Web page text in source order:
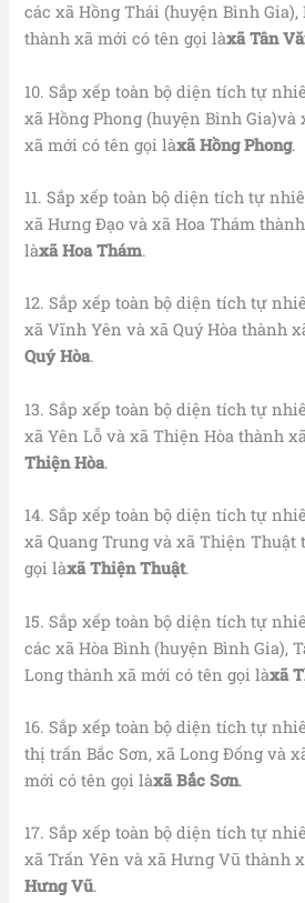
các xã Hồng Thái (huyện Bình
thành xã mới có tên gọi làxã Tân
10. Sắp xếp toàn bộ diện tích tự
xã Hồng Phong (huyện Bình
xã mới có tên gọi làxã Hồng Phong.
11. Sắp xếp toàn bộ diện tích tự
xã Hưng Đạo và xã Hoa Thám
làxã Hoa Thám.
12. Sắp xếp toàn bộ diện tích tự
xã Vĩnh Yên và xã Quý Hòa thành
Quý Hòa.
13. Sắp xếp toàn bộ diện tích tự
xã Yên Lỗ và xã Thiện Hòa thành
Thiện Hòa.
14. Sắp xếp toàn bộ diện tích tự
xã Quang Trung và xã Thiện Thuật
gọi làxã Thiện Thuật.
15. Sắp xếp toàn bộ diện tích tự
các xã Hòa Bình (huyện Bình Gia),
Long thành xã mới có tên gọi làxã
16. Sắp xếp toàn bộ diện tích tự
thị trấn Bắc Sơn, xã Long Đống và
mới có tên gọi làxã Bắc Sơn.
17. Sắp xếp toàn bộ diện tích tự
xã Trấn Yên và xã Hưng Vũ thành
Hưng Vũ.